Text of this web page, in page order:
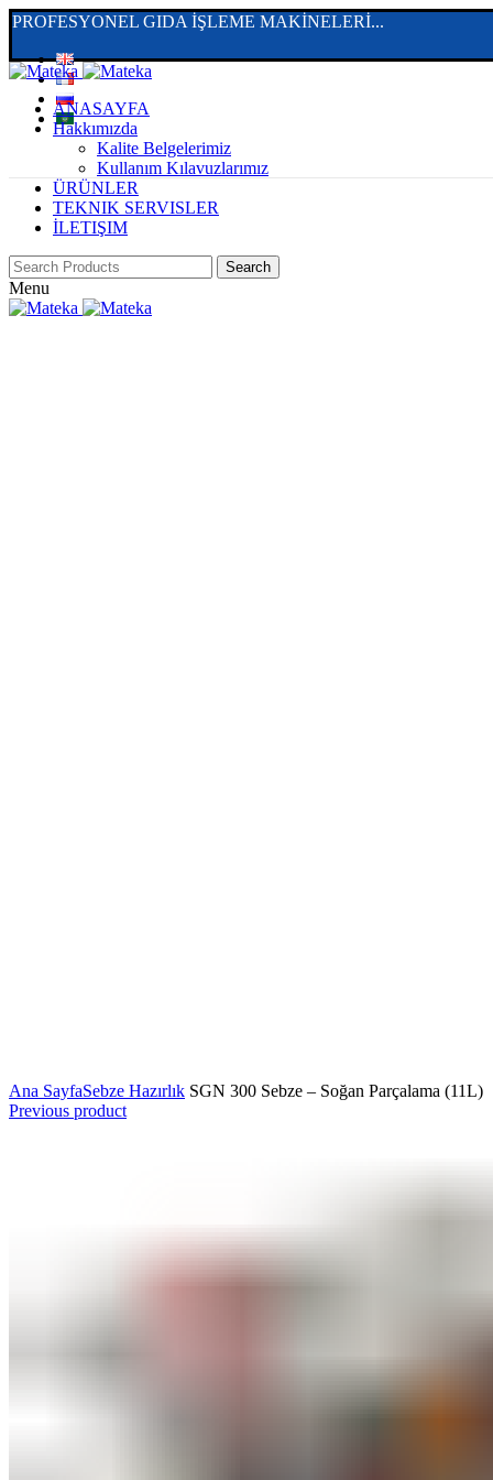
PROFESYONEL GIDA İŞLEME MAKİNELERİ...
ANASAYFA
Hakkımızda
Kalite Belgelerimiz
Kullanım Kılavuzlarımız
ÜRÜNLER
TEKNIK SERVISLER
İLETIŞIM
Search
Menu
Ana SayfaSebze Hazırlık SGN 300 Sebze – Soğan Parçalama (11L)
Previous product